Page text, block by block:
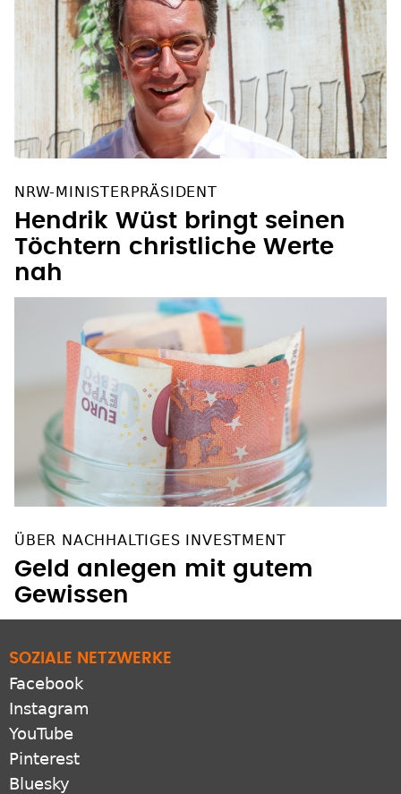
NRW-MINISTERPRÄSIDENT
Hendrik Wüst bringt seinen
Töchtern christliche Werte
nah
ÜBER NACHHALTIGES INVESTMENT
Geld anlegen mit gutem
Gewissen
SOZIALE NETZWERKE
Facebook
Instagram
YouTube
Pinterest
Bluesky